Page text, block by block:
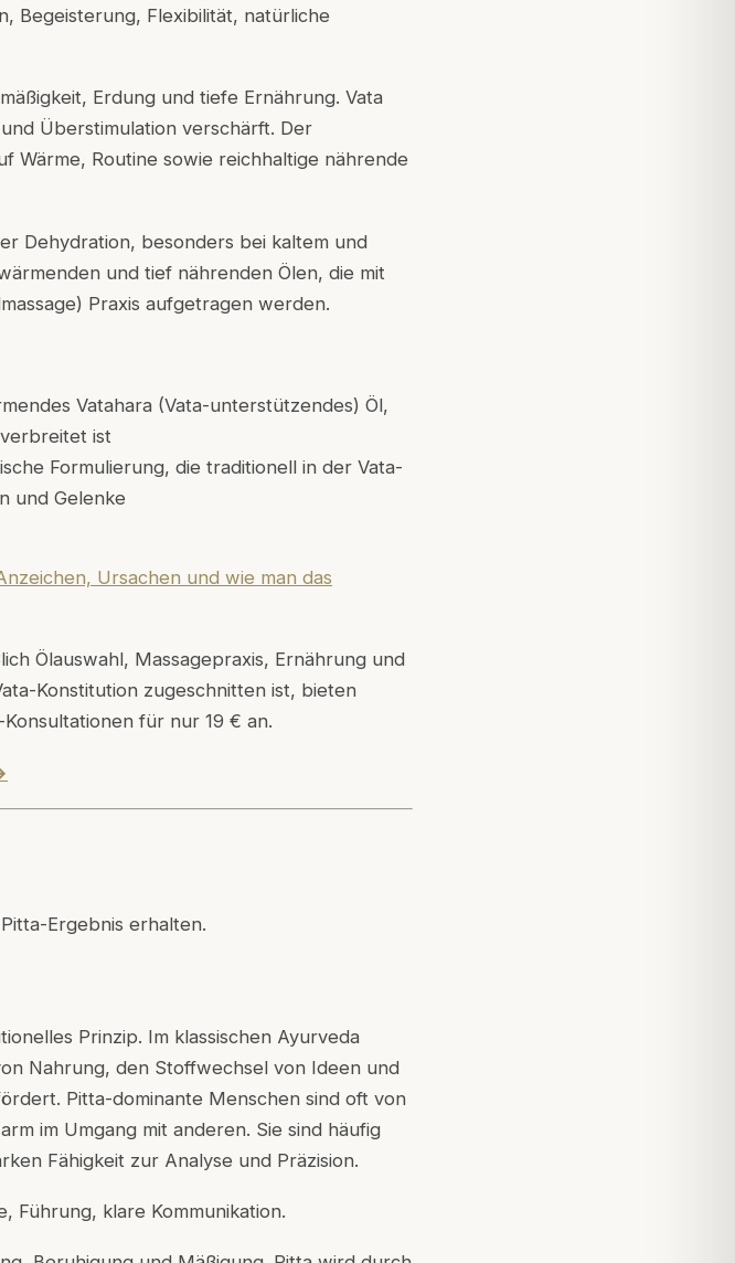
Begeisterung, Flexibilität, natürliche
Erdung und tiefe Ernährung. Vata
Überstimulation verschärft. Der
Wärme, Routine sowie reichhaltige nährende
Dehydration, besonders bei kaltem und
und tief nährenden Ölen, die mit
Praxis aufgetragen werden.
Vatahara (Vata-unterstützendes) Öl,
ist
Formulierung, die traditionell in der Vata-
und Gelenke
Ursachen und wie man das
Ölauswahl, Massagepraxis, Ernährung und
Konstitution zugeschnitten ist, bieten
für nur 19 € an.
Ergebnis erhalten.
Prinzip. Im klassischen Ayurveda
Nahrung, den Stoffwechsel von Ideen und
Pitta-dominante Menschen sind oft von
im Umgang mit anderen. Sie sind häufig
Fähigkeit zur Analyse und Präzision.
Führung, klare Kommunikation.